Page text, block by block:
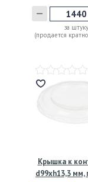
за штуку
(продается
Крышка к
d99хh13,3 мм,